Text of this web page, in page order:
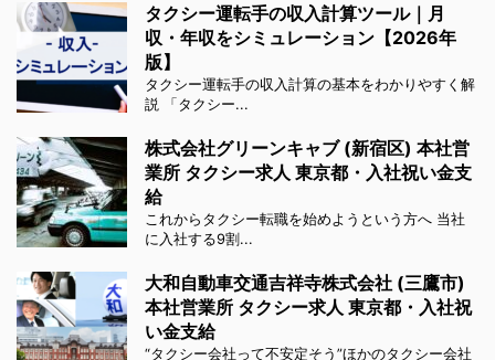
タクシー運転手の収入計算ツール｜月
収・年収をシミュレーション【2026年
版】
タクシー運転手の収入計算の基本をわかりやすく解
説 「タクシー...
株式会社グリーンキャブ (新宿区) 本社営
業所 タクシー求人 東京都・入社祝い金支
給
これからタクシー転職を始めようという方へ 当社
に入社する9割...
大和自動車交通吉祥寺株式会社 (三鷹市)
本社営業所 タクシー求人 東京都・入社祝
い金支給
“タクシー会社って不安定そう”ほかのタクシー会社